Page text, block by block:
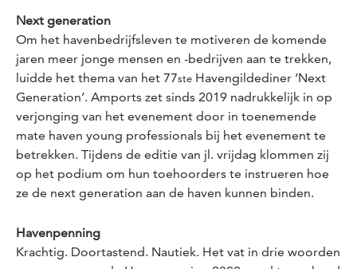
Next generation
Om het havenbedrijfsleven te motiveren de komende
jaren meer jonge mensen en -bedrijven aan te trekken,
luidde het thema van het 77ste Havengildediner ‘Next
Generation’. Amports zet sinds 2019 nadrukkelijk in op
verjonging van het evenement door in toenemende
mate haven young professionals bij het evenement te
betrekken. Tijdens de editie van jl. vrijdag klommen zij
op het podium om hun toehoorders te instrueren hoe
ze de next generation aan de haven kunnen binden.
Havenpenning
Krachtig. Doortastend. Nautiek. Het vat in drie woorden